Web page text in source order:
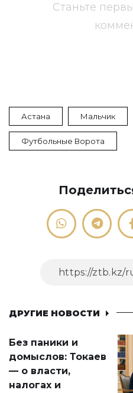
Станьте
Астана Мальчик
Футбольные Ворота
ДРУГИЕ НОВОСТИ
Без паники и
домыслов: Токаев
— о власти,
налогах и